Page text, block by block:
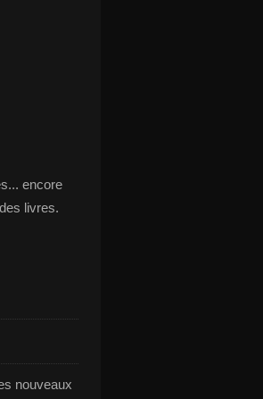
encore
livres.
nouveaux